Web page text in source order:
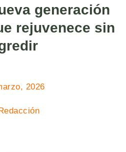
generación
rejuvenece sin
2026